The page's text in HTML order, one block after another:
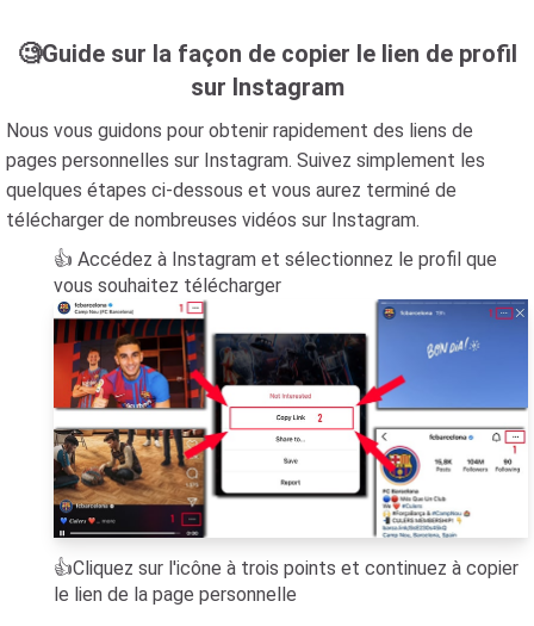
🧐Guide sur la façon de copier le lien de profil
sur Instagram
Nous vous guidons pour obtenir rapidement des liens de
pages personnelles sur Instagram. Suivez simplement les
quelques étapes ci-dessous et vous aurez terminé de
télécharger de nombreuses vidéos sur Instagram.
👍 Accédez à Instagram et sélectionnez le profil que
vous souhaitez télécharger
👍Cliquez sur l'icône à trois points et continuez à copier
le lien de la page personnelle